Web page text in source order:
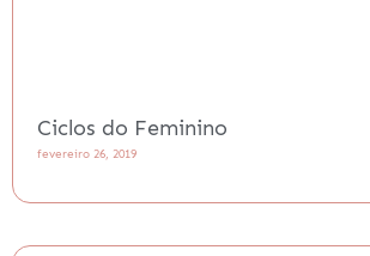
Ciclos do Feminino
fevereiro 26, 2019